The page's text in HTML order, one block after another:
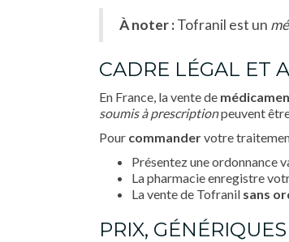
À noter :Tofranil est un
CADRE LÉGAL ET
En France, la vente de
soumis à prescriptionpeuvent
Pour commandervotre
Présentez une ordonnance
La pharmacie enregistre
La vente de Tofranil sans
PRIX,